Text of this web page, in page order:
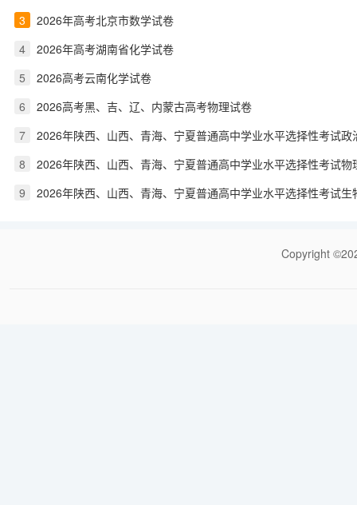
3
2026年高考北京市数学试卷
4
2026年高考湖南省化学试卷
5
2026高考云南化学试卷
6
2026高考黑、吉、辽、内蒙古高考物理试卷
7
2026年陕西、山西、青海、宁夏普通高中学业水平选择性考试政
8
2026年陕西、山西、青海、宁夏普通高中学业水平选择性考试物
9
2026年陕西、山西、青海、宁夏普通高中学业水平选择性考试生
Copyright